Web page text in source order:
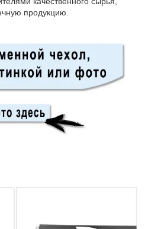
продукцию.